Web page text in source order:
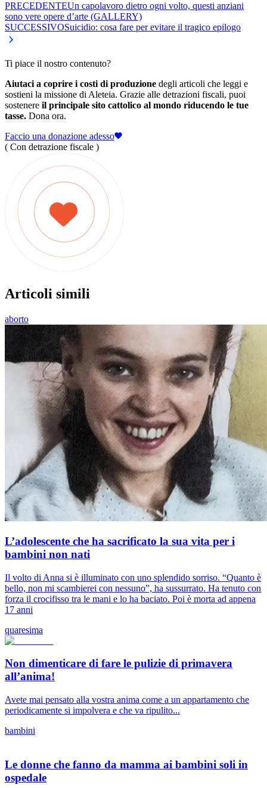
PRECEDENTEUn capolavoro dietro ogni volto, questi anziani
sono vere opere d’arte (GALLERY)
SUCCESSIVOSuicidio: cosa fare per evitare il tragico epilogo
Ti piace il nostro contenuto?
Aiutaci a coprire i costi di produzione degli articoli che leggi e
sostieni la missione di Aleteia. Grazie alle detrazioni fiscali, puoi
sostenere il principale sito cattolico al mondo riducendo le tue
tasse. Dona ora.
Faccio una donazione adesso
( Con detrazione fiscale )
Articoli simili
aborto
L’adolescente che ha sacrificato la sua vita per i
bambini non nati
Il volto di Anna si è illuminato con uno splendido sorriso. “Quanto è
bello, non mi scambierei con nessuno”, ha sussurrato. Ha tenuto con
forza il crocifisso tra le mani e lo ha baciato. Poi è morta ad appena
17 anni
quaresima
Non dimenticare di fare le pulizie di primavera
all’anima!
Avete mai pensato alla vostra anima come a un appartamento che
periodicamente si impolvera e che va ripulito...
bambini
Le donne che fanno da mamma ai bambini soli in
ospedale